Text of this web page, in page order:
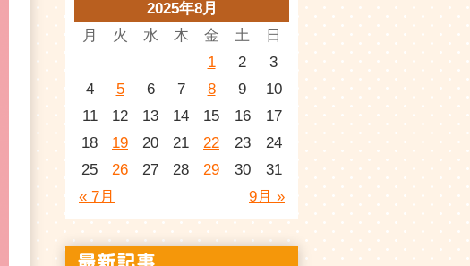
2025年8月
月
火 水 木 金 土 日
« 7月 9月 »
1 2
3
4
5 6 7 8 9
10
11
12 13 14 15 16
17
18
19 20 21 22 23
24
25
26 27 28 29 30 31